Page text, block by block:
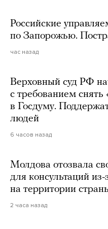
Российские
по Запорожью.
час назад
Верховный суд РФ
с требованием снять
в Госдуму.
людей
6 часов назад
Молдова отозвала
для консультаций
на территории
2 часа назад